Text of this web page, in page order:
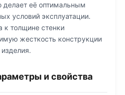
делает её оптимальным
условий эксплуатации.
к толщине стенки
жесткость конструкции
и свойства